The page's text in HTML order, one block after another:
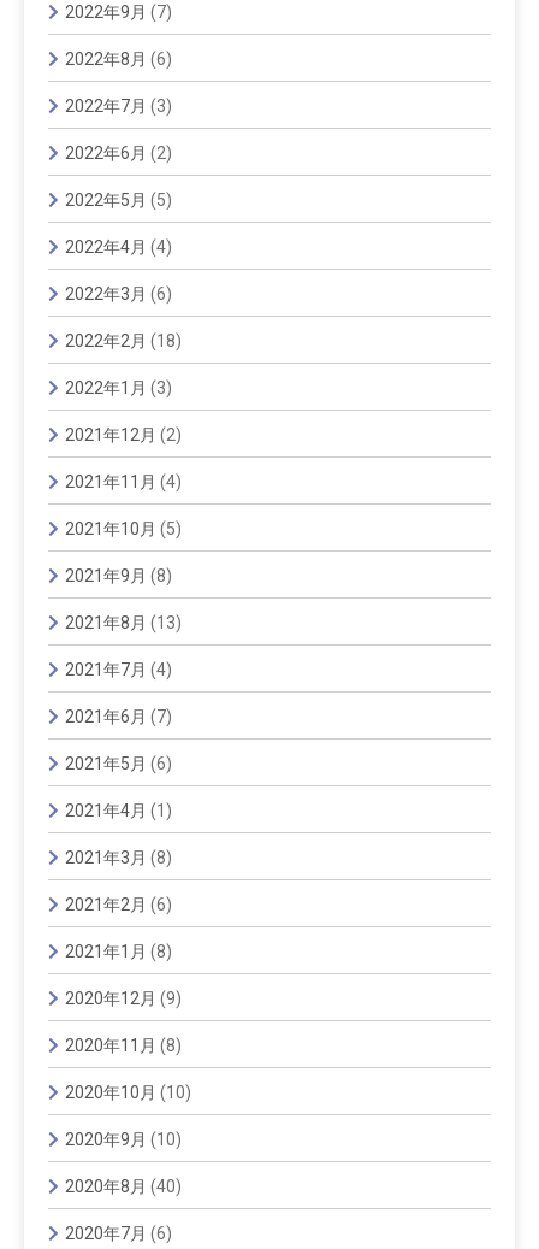
2022年9月 (7)
2022年8月 (6)
2022年7月 (3)
2022年6月 (2)
2022年5月 (5)
2022年4月 (4)
2022年3月 (6)
2022年2月 (18)
2022年1月 (3)
2021年12月 (2)
2021年11月 (4)
2021年10月 (5)
2021年9月 (8)
2021年8月 (13)
2021年7月 (4)
2021年6月 (7)
2021年5月 (6)
2021年4月 (1)
2021年3月 (8)
2021年2月 (6)
2021年1月 (8)
2020年12月 (9)
2020年11月 (8)
2020年10月 (10)
2020年9月 (10)
2020年8月 (40)
2020年7月 (6)